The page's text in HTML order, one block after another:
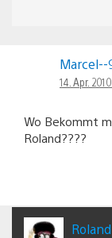
Marcel--
14. Apr.
Wo Bekommt
Roland????